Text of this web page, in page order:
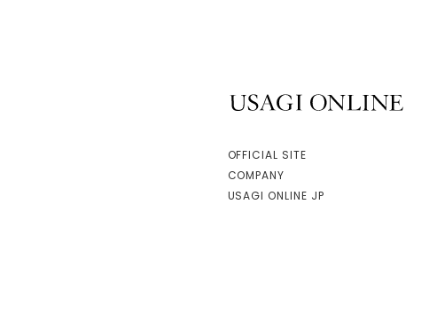
OFFICIAL SITE
COMPANY
USAGI ONLINE JP